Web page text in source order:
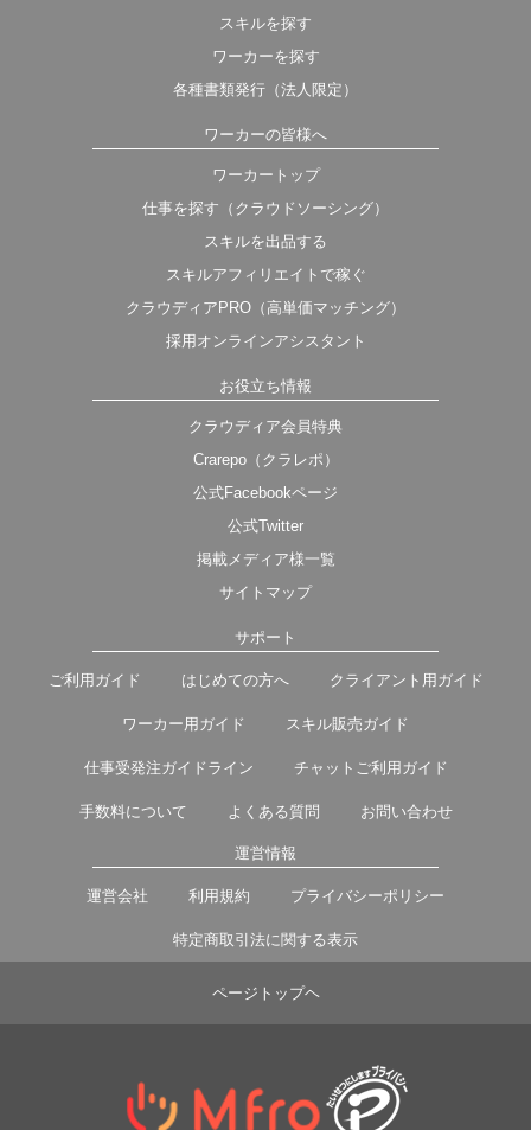
スキルを探す
ワーカーを探す
各種書類発行（法人限定）
ワーカーの皆様へ
ワーカートップ
仕事を探す（クラウドソーシング）
スキルを出品する
スキルアフィリエイトで稼ぐ
クラウディアPRO（高単価マッチング）
採用オンラインアシスタント
お役立ち情報
クラウディア会員特典
Crarepo（クラレポ）
公式Facebookページ
公式Twitter
掲載メディア様一覧
サイトマップ
サポート
ご利用ガイド はじめての方へ クライアント用ガイド
ワーカー用ガイド スキル販売ガイド
仕事受発注ガイドライン チャットご利用ガイド
手数料について よくある質問 お問い合わせ
運営情報
運営会社 利用規約 プライバシーポリシー
特定商取引法に関する表示
ページトップヘ